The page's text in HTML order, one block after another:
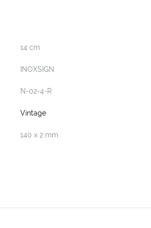
14 cm
INOXSIGN
N-02-4-R
Vintage
140 x 2 mm